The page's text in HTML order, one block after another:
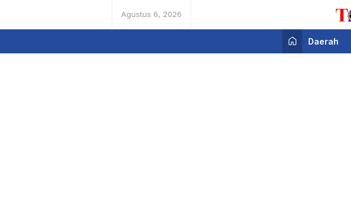
Agustus 6, 2026
Daerah